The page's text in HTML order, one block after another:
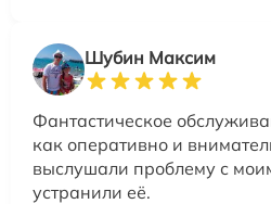
Шубин Максим
Фантастическое
как оперативно и
выслушали проблему с
устранили её.